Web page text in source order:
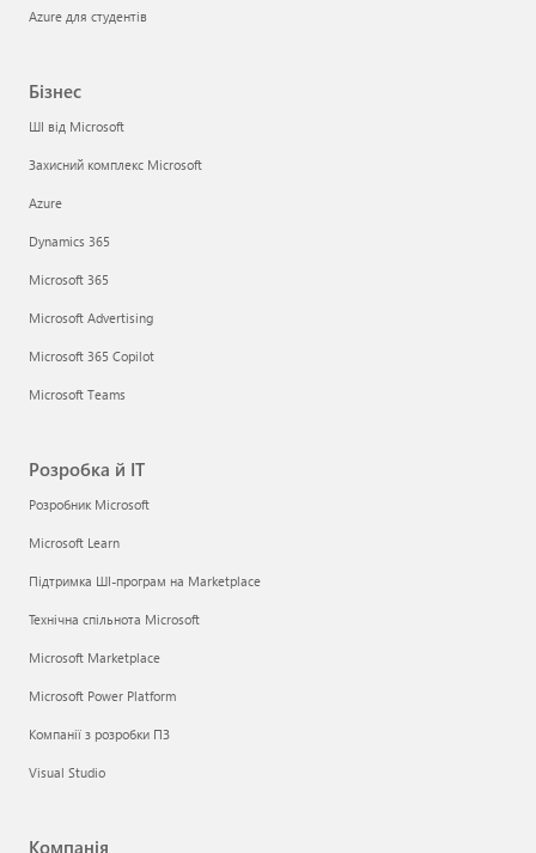
Azure для студентів
Бізнес
ШІ від Microsoft
Захисний комплекс Microsoft
Azure
Dynamics 365
Microsoft 365
Microsoft Advertising
Microsoft 365 Copilot
Microsoft Teams
Розробка й ІТ
Розробник Microsoft
Microsoft Learn
Підтримка ШІ-програм на Marketplace
Технічна спільнота Microsoft
Microsoft Marketplace
Microsoft Power Platform
Компанії з розробки ПЗ
Visual Studio
Компанія